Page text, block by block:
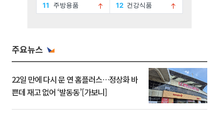
주요뉴스
22일 만에 다시 문 연 홈플러스…정상화 바
쁜데 재고 없어 ‘발동동’[가보니]